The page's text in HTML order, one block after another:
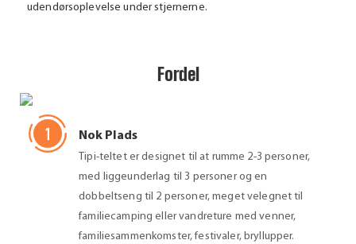
udendørsoplevelse under stjernerne.
Fordel
Nok Plads
Tipi-teltet er designet til at rumme 2-3 personer,
med liggeunderlag til 3 personer og en
dobbeltseng til 2 personer, meget velegnet til
familiecamping eller vandreture med venner,
familiesammenkomster, festivaler, bryllupper.